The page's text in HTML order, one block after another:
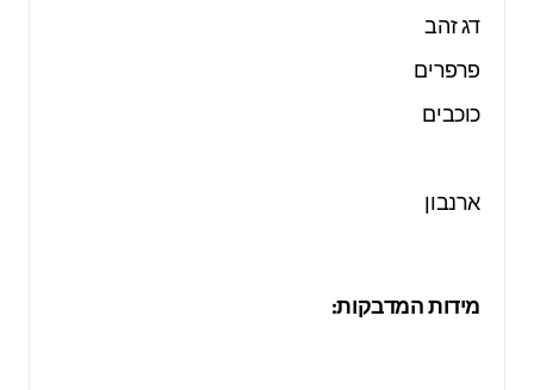
דג זהב
פרפרים
כוכבים
ארנבון
מידות המדבקות: